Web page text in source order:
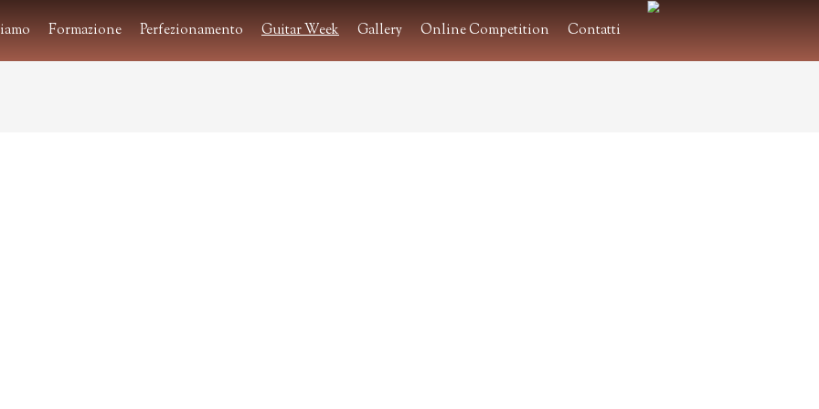
Formazione Perfezionamento Guitar Week Gallery Online Competition Contatti